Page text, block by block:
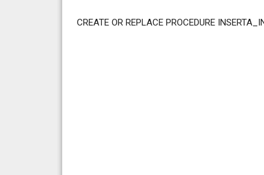
CREATE OR REPLACE PROCEDURE
v_Fecha
v_equipo_i
v_tecnica_i
v_indicacion
v_ubicacion